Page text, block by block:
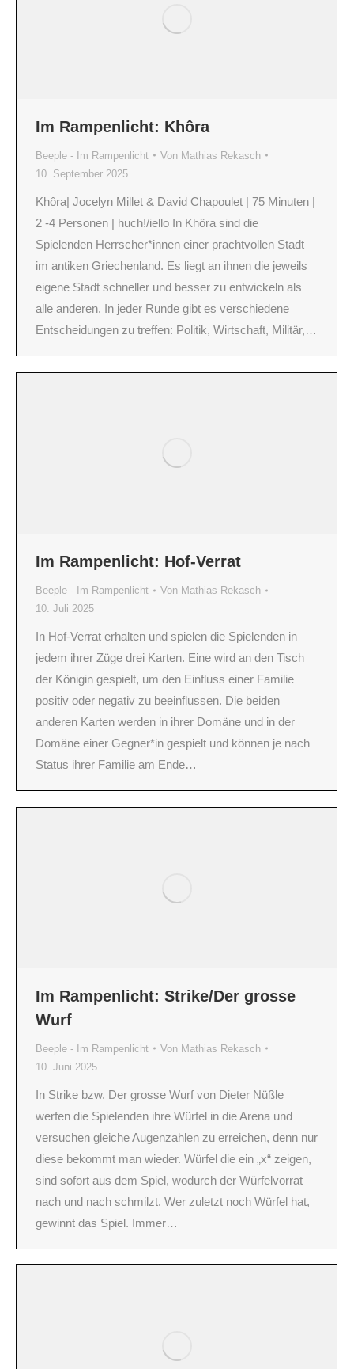
Im Rampenlicht: Khôra
Beeple - Im Rampenlicht Von Mathias Rekasch
10. September 2025
Khôra| Jocelyn Millet & David Chapoulet | 75 Minuten |
2 -4 Personen | huch!/iello In Khôra sind die
Spielenden Herrscher*innen einer prachtvollen Stadt
im antiken Griechenland. Es liegt an ihnen die jeweils
eigene Stadt schneller und besser zu entwickeln als
alle anderen. In jeder Runde gibt es verschiedene
Entscheidungen zu treffen: Politik, Wirtschaft, Militär,…
Im Rampenlicht: Hof-Verrat
Beeple - Im Rampenlicht Von Mathias Rekasch
10. Juli 2025
In Hof-Verrat erhalten und spielen die Spielenden in
jedem ihrer Züge drei Karten. Eine wird an den Tisch
der Königin gespielt, um den Einfluss einer Familie
positiv oder negativ zu beeinflussen. Die beiden
anderen Karten werden in ihrer Domäne und in der
Domäne einer Gegner*in gespielt und können je nach
Status ihrer Familie am Ende…
Im Rampenlicht: Strike/Der grosse
Wurf
Beeple - Im Rampenlicht Von Mathias Rekasch
10. Juni 2025
In Strike bzw. Der grosse Wurf von Dieter Nüßle
werfen die Spielenden ihre Würfel in die Arena und
versuchen gleiche Augenzahlen zu erreichen, denn nur
diese bekommt man wieder. Würfel die ein „x“ zeigen,
sind sofort aus dem Spiel, wodurch der Würfelvorrat
nach und nach schmilzt. Wer zuletzt noch Würfel hat,
gewinnt das Spiel. Immer…